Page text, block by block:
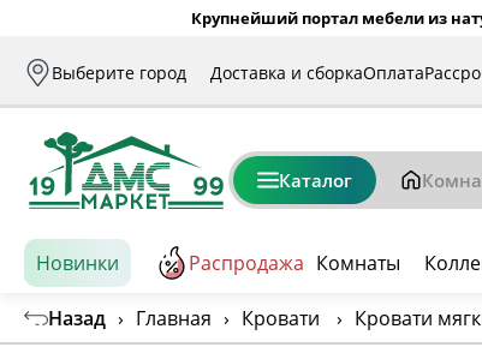
Крупнейший портал мебели из
Выберите город Доставка и сборкаОплата
Каталог
Новинки Распродажа Комнаты
Назад › Главная › Кровати › Кровати